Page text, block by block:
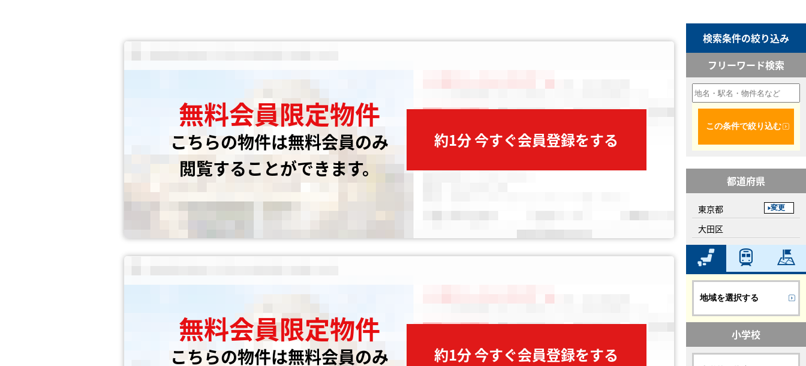
無料会員限定物件
こちらの物件は無料会員のみ
閲覧することができます。
約1分 今すぐ会員登録をする
無料会員限定物件
こちらの物件は無料会員のみ
約1分 今すぐ会員登録をする
検索条件の絞り込み
フリーワード検索
この条件で絞り込む
都道府県
東京都 変更
大田区
地域を選択する
小学校